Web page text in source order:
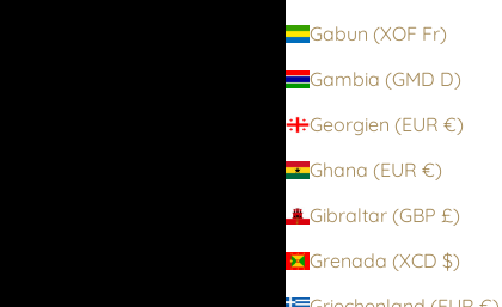
Gabun (XOF Fr)
Gambia (GMD D)
Georgien (EUR €)
Ghana (EUR €)
Gibraltar (GBP £)
Grenada (XCD $)